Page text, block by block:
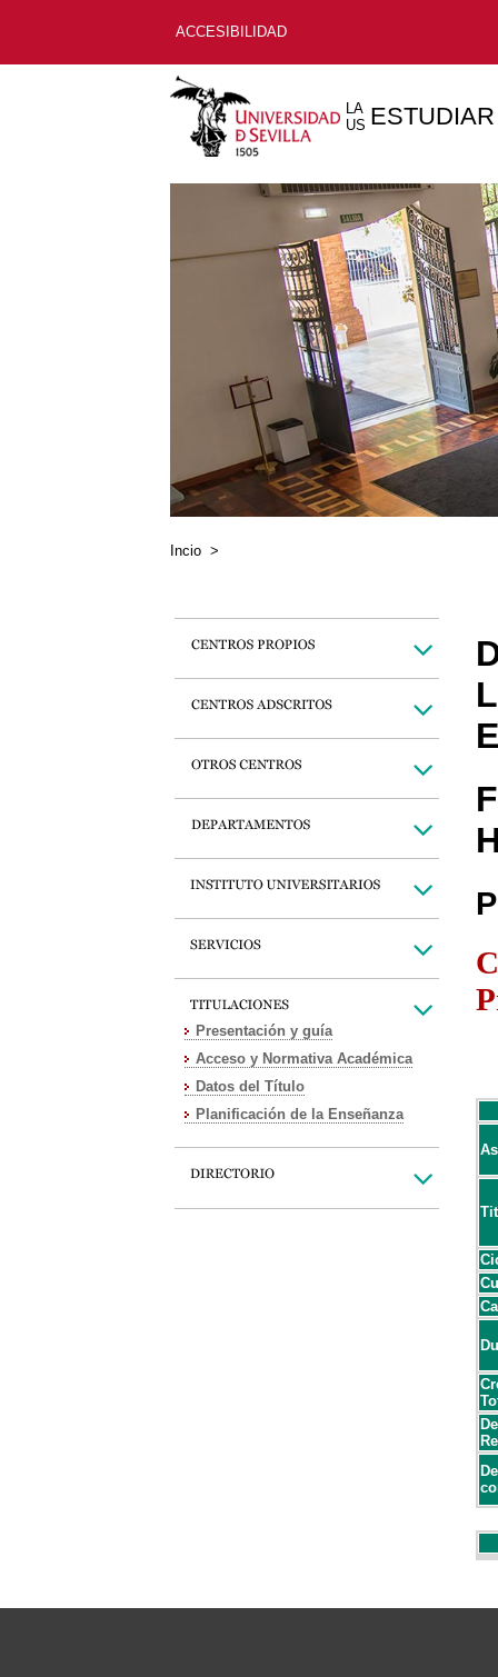
ACCESIBILIDAD
LA
US ESTUDIAR
Incio >
Presentación y guía
Acceso y Normativa Académica
Datos del Título
Planificación de la Enseñanza